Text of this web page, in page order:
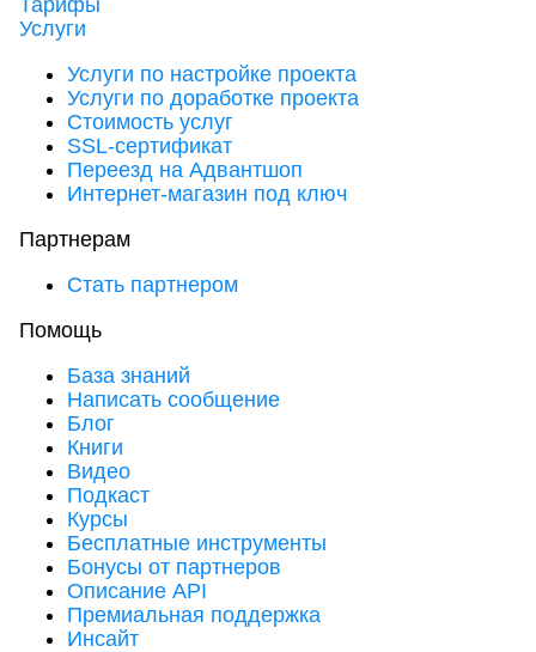
Тарифы
Услуги
Услуги по настройке проекта
Услуги по доработке проекта
Стоимость услуг
SSL-сертификат
Переезд на Адвантшоп
Интернет-магазин под ключ
Партнерам
Стать партнером
Помощь
База знаний
Написать сообщение
Блог
Книги
Видео
Подкаст
Курсы
Бесплатные инструменты
Бонусы от партнеров
Описание API
Премиальная поддержка
Инсайт